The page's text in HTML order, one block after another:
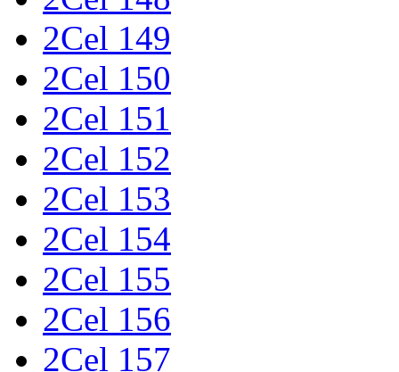
2Cel 149
2Cel 150
2Cel 151
2Cel 152
2Cel 153
2Cel 154
2Cel 155
2Cel 156
2Cel 157